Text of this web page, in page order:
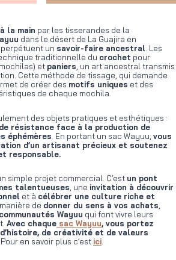
la main par les tisserandes de la
dans le désert de La Guajira en
perpétuent un savoir-faire ancestral . Les
traditionnelle du crochet pour
et paniers , un art ancestral transmis
Cette méthode de tissage, qui demande
de créer des motifs uniques et des
de chaque mochila.
des objets pratiques et esthétiques :
résistance face à la production de
éphémères . En portant un sac Wayuu, vous
d’un artisanat précieux et soutenez
responsable.
simple projet commercial. C’est un pont
talentueuses, une invitation à découvrir
et à célébrer une culture riche et
de donner du sens à vos achats,
Wayuu qui font vivre leurs
Avec chaque sac Wayuu, vous portez
de créativité et de valeurs
Pour en savoir plus c’est ici.